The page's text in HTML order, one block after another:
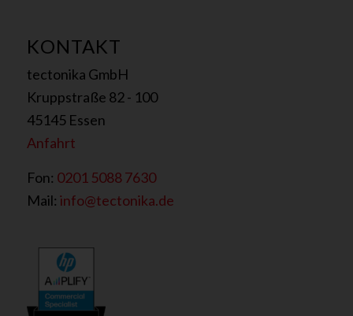
n
e
?
KONTAKT
tectonika GmbH
Kruppstraße 82 - 100
45145 Essen
Anfahrt
Fon: 0201 5088 7630
Mail: info@tectonika.de